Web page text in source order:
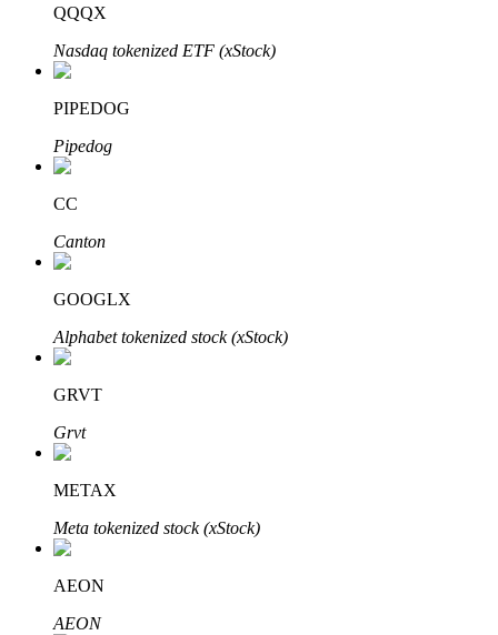
Automatyczna inwestycja
Zdobądź długoterminowy zysk i elastyczne zainteresowania
Naucz się stakingu
Dowiedz się, jak uzyskać dochód pasywny
Bitrue
QQQX
Nasdaq tokenized ETF (xStock)
PIPEDOG
Pipedog
CC
Canton
GOOGLX
Alphabet tokenized stock (xStock)
GRVT
Grvt
METAX
Meta tokenized stock (xStock)
AEON
AEON